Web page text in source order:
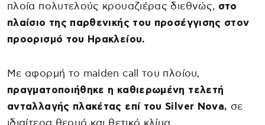
πλοία πολυτελούς κρουαζιέρας διεθνώς, στο
πλαίσιο της παρθενικής του προσέγγισης στον
προορισμό του Ηρακλείου.
Με αφορμή το maiden call του πλοίου,
πραγματοποιήθηκε η καθιερωμένη τελετή
ανταλλαγής πλακέτας επί του Silver Nova, σε
ιδιαίτερα θερμό και θετικό κλίμα,